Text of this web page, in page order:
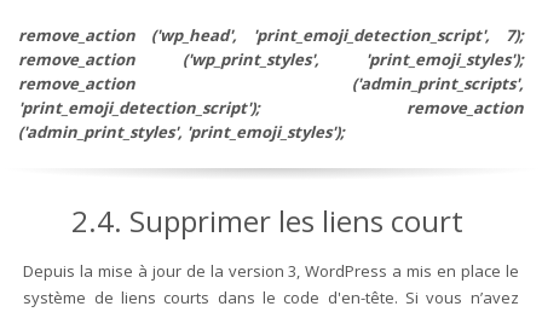
remove_action ('wp_head', 'print_emoji_detection_script', 7);
remove_action ('wp_print_styles', 'print_emoji_styles');
remove_action ('admin_print_scripts',
'print_emoji_detection_script'); remove_action
('admin_print_styles', 'print_emoji_styles');
2.4. Supprimer les liens court
Depuis la mise à jour de la version 3, WordPress a mis en place le
système de liens courts dans le code d'en-tête. Si vous n’avez